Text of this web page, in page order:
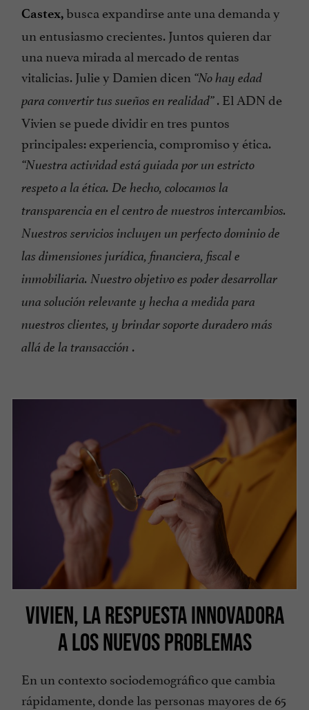
Castex, busca expandirse ante una demanda y
un entusiasmo crecientes. Juntos quieren dar
una nueva mirada al mercado de rentas
vitalicias. Julie y Damien dicen “No hay edad
para convertir tus sueños en realidad”. El ADN de
Vivien se puede dividir en tres puntos
principales: experiencia, compromiso y ética.
“Nuestra actividad está guiada por un estricto
respeto a la ética. De hecho, colocamos la
transparencia en el centro de nuestros intercambios.
Nuestros servicios incluyen un perfecto dominio de
las dimensiones jurídica, financiera, fiscal e
inmobiliaria. Nuestro objetivo es poder desarrollar
una solución relevante y hecha a medida para
nuestros clientes, y brindar soporte duradero más
allá de la transacción .
VIVIEN, LA RESPUESTA INNOVADORA
A LOS NUEVOS PROBLEMAS
En un contexto sociodemográfico que cambia
rápidamente, donde las personas mayores de 65